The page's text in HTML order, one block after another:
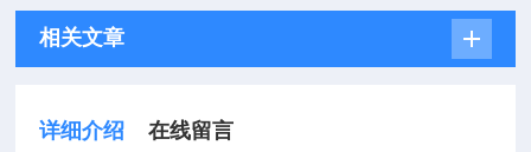
相关文章
详细介绍 在线留言